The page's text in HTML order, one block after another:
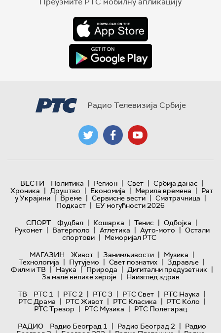
Радио Телевизија Србије
ВЕСТИ Политика | Регион | Свет | Србија данас |
Хроника | Друштво | Економија | Мерила времена | Рат
у Украјини | Време | Сервисне вести | Сматрачница |
Подкаст | ЕУ могућности 2026
СПОРТ
Фудбал | Кошарка | Тенис | Одбојка |
Рукомет | Ватерполо | Атлетика | Ауто-мото | Остали
спортови | Меморијал РТС
МАГАЗИН
Живот | Занимљивости | Музика |
Технологијa | Путујемо | Свет познатих | Здравље |
Филм и ТВ | Наука | Природа | Дигитални предузетник |
За мале велике хероје | Наизглед здрав
ТВ
РТС 1 | РТС 2 | РТС 3 | РТС Свет | РТС Наука |
РТС Драма | РТС Живот | РТС Класика | РТС Коло |
РТС Трезор | РТС Музика | РТС Полетарац
РАДИО
Радио Београд 1 | Радио Београд 2 | Радио